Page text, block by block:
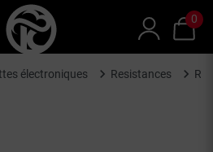
0
électroniques Resistances